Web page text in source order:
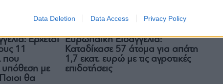
Data Deletion Data Access Privacy Policy
Έρχεται
11
που
υπόθεση με
θα
Κοινωνία
Ευρωπαϊκή Εισαγγελία:
Καταδίκασε 57 άτομα για απάτη
1,7 εκατ. ευρώ με τις αγροτικές
επιδοτήσεις